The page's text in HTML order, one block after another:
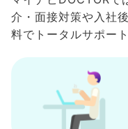
介・面接対策や入社
料でトータルサポー